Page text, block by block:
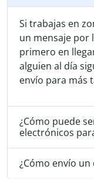
Si trabajas en
un mensaje por
primero en
alguien al día
envío para más
¿Cómo puede
electrónicos
¿Cómo envío